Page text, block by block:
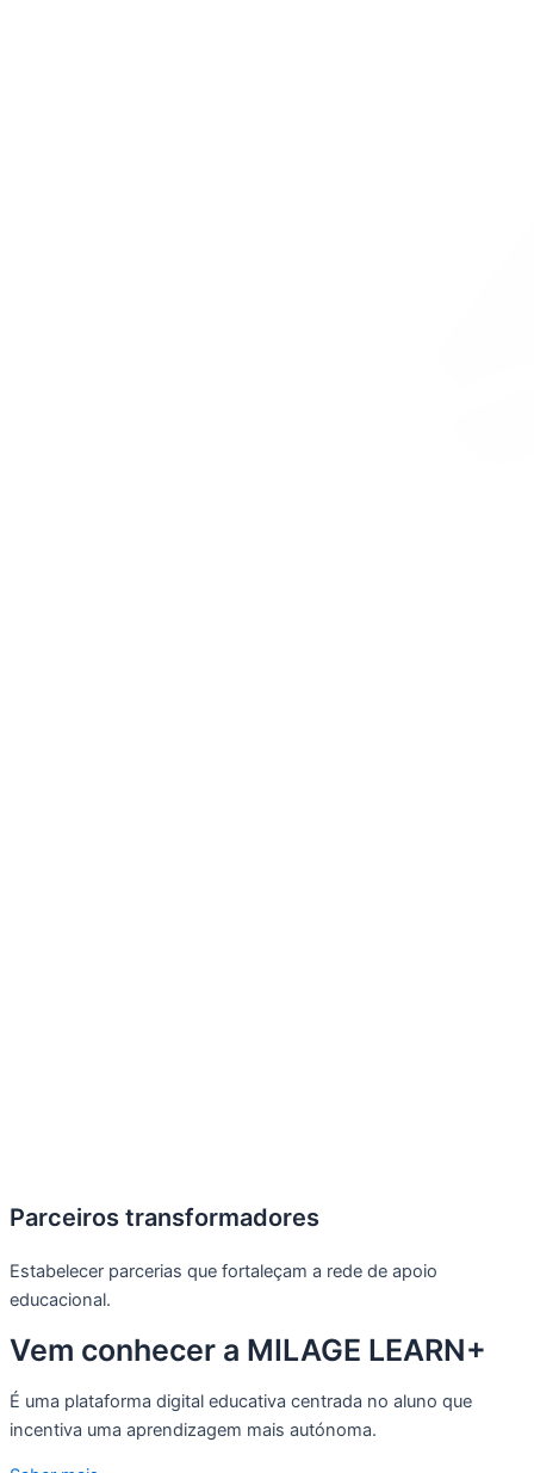
Parceiros transformadores
Estabelecer parcerias que fortaleçam a rede de apoio
educacional.
Vem conhecer a MILAGE LEARN+
É uma plataforma digital educativa centrada no aluno que
incentiva uma aprendizagem mais autónoma.